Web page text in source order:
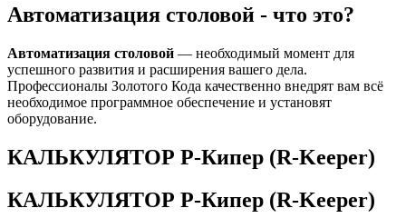
Автоматизация столовой - что это?
Автоматизация столовой — необходимый момент для
успешного развития и расширения вашего дела.
Профессионалы Золотого Кода качественно внедрят вам всё
необходимое программное обеспечение и установят
оборудование.
КАЛЬКУЛЯТОР Р-Кипер (R-Keeper)
КАЛЬКУЛЯТОР Р-Кипер (R-Keeper)